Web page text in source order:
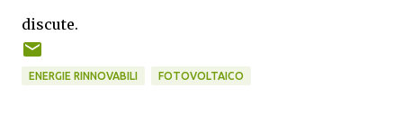
discute.
ENERGIE RINNOVABILI FOTOVOLTAICO